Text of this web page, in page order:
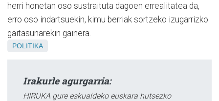
herri honetan oso sustraituta dagoen errealitatea da,
erro oso indartsuekin, kimu berriak sortzeko izugarrizko
gaitasunarekin gainera.
POLITIKA
Irakurle agurgarria:
HIRUKA gure eskualdeko euskara hutsezko